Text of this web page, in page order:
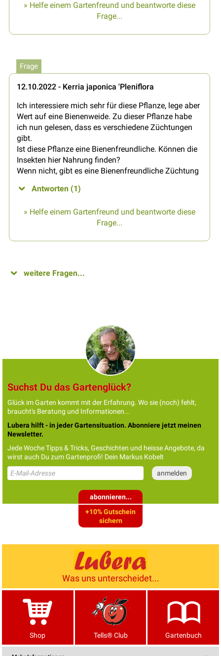
» Helfe einem Gartenfreund und beantworte diese
Frage...
Frage
12.10.2022 - Kerria japonica 'Pleniflora
Ich interessiere mich sehr für diese Pflanze, lege aber
Wert auf eine Bienenweide. Zu dieser Pflanze habe
ich nun gelesen, dass es verschiedene Züchtungen
gibt.
Ist diese Pflanze eine Bienenfreundliche. Können die
Insekten hier Nahrung finden?
Wenn nicht, gibt es eine Bienenfreundliche Züchtung
Antworten (1)
» Helfe einem Gartenfreund und beantworte diese
Frage...
weitere Fragen...
Suchst Du das Gartenglück?
Glück im Garten kommt mit der Erfahrung. Wo sie (noch) fehlt,
braucht's Beratung und Informationen...
Lubera hilft - in jeder Gartensituation. Abonniere jetzt meinen
Newsletter.
Jede Woche Tipps & Tricks, Geschichten und heisse Angebote, da
wirst auch Du zum Gartenprofi! Dein Markus Kobelt
abonnieren...
+10% Gutschein
sichern
Was uns unterscheidet...
Shop Tells® Club Gartenbuch